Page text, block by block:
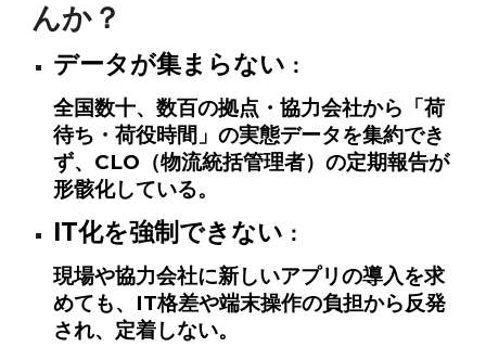
んか？
データが集まらない ：
全国数十、数百の拠点・協力会社から「荷
待ち・荷役時間」の実態データを集約でき
ず、CLO（物流統括管理者）の定期報告が
形骸化している。
IT化を強制できない ：
現場や協力会社に新しいアプリの導入を求
めても、IT格差や端末操作の負担から反発
され、定着しない。